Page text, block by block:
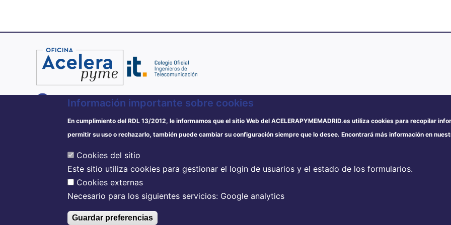
900 701 151
618 60 35 48
info@acelerapymemadrid.es
C/ Almagro 2 1º Izqda 28010 Madrid
de 15:00h. a 17:00h. y viernes de 8:30h. a
14:00h (Para consultas presenciales,
solicitar cita previa)
Información importante sobre cookies
En cumplimiento del RDL 13/2012, le informamos que el sitio Web del ACELERAPYMEMADRID.es utiliza cookies para recopilar
permitir su uso o rechazarlo, también puede cambiar su configuración siempre que lo desee.Encontrará más información en
Cookies del sitio
Este sitio utiliza cookies para gestionar el login de usuarios y el estado de los formularios.
Cookies externas
Necesario para los siguientes servicios: Google analytics
Guardar preferencias